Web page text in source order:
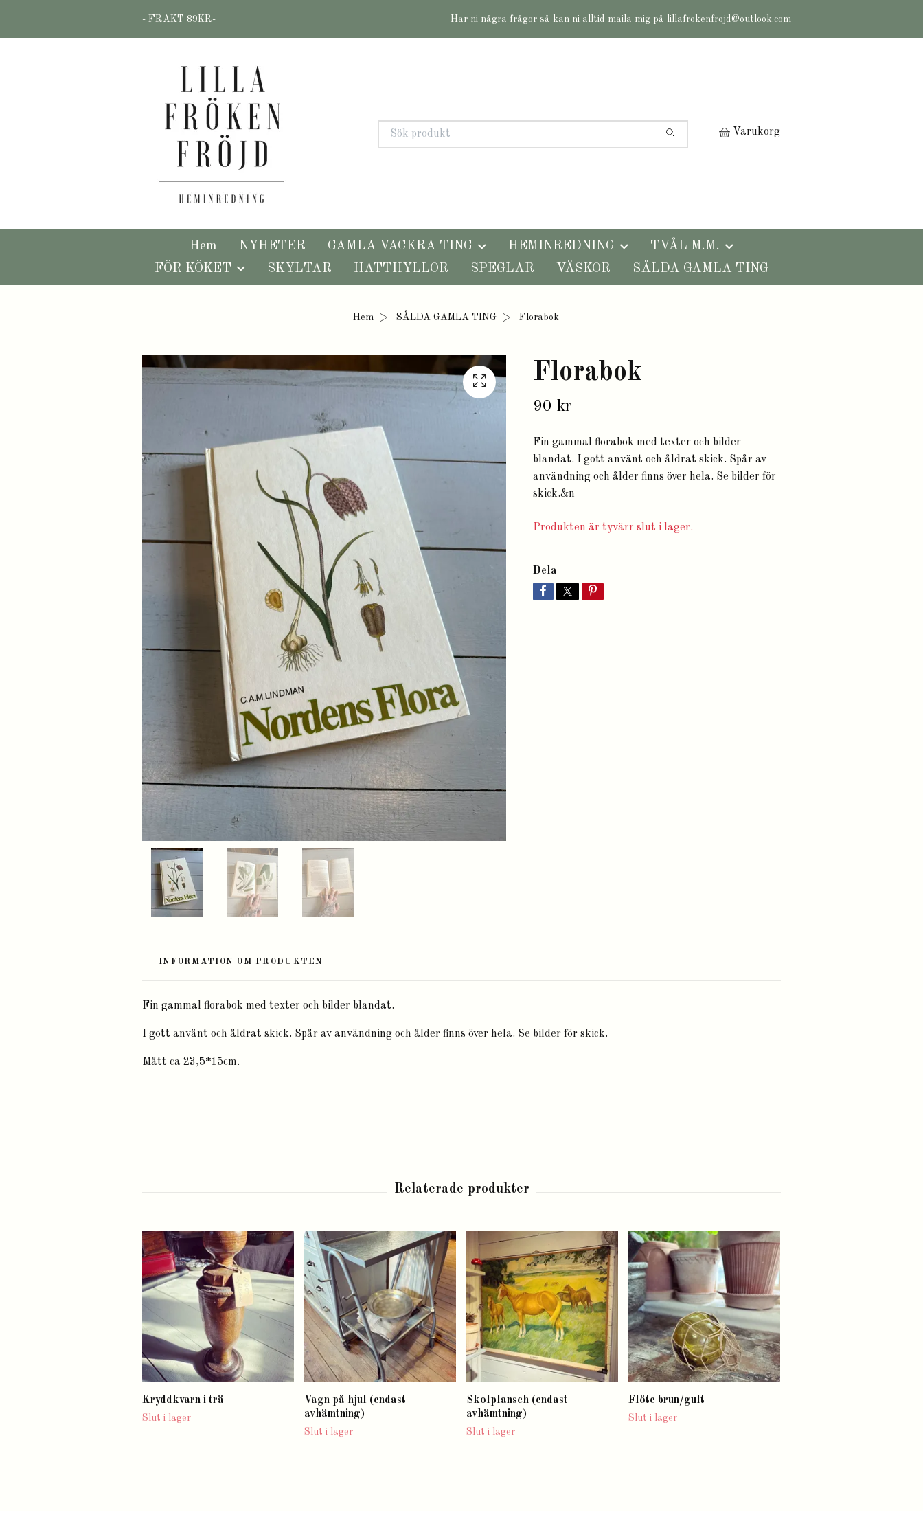
- FRAKT 89KR- Har ni några frågor så kan ni alltid maila mig på lillafrokenfrojd@outlook.com
Varukorg
Hem NYHETER GAMLA VACKRA TING HEMINREDNING
TVÅL M.M.
FÖR KÖKET
SKYLTAR HATTHYLLOR SPEGLAR VÄSKOR SÅLDA GAMLA TING
Hem SÅLDA GAMLA TING Florabok
Florabok
90 kr
Fin gammal florabok med texter och bilder
blandat. I gott använt och åldrat skick. Spår av
användning och ålder finns över hela. Se bilder för
skick.&n
Produkten är tyvärr slut i lager.
Dela
INFORMATION OM PRODUKTEN
Fin gammal florabok med texter och bilder blandat.
I gott använt och åldrat skick. Spår av användning och ålder finns över hela. Se bilder för skick.
Mått ca 23,5*15cm.
Kryddkvarn i trä
Slut i lager
Vagn på hjul (endast
avhämtning)
Slut i lager
Skolplansch (endast
avhämtning)
Slut i lager
Flöte brun/gult
Slut i lager